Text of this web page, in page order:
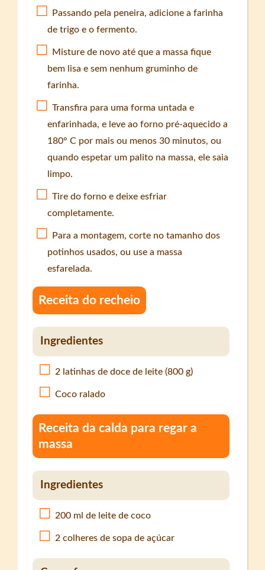
Passando pela peneira, adicione a farinha
de trigo e o fermento.
Misture de novo até que a massa fique
bem lisa e sem nenhum gruminho de
farinha.
Transfira para uma forma untada e
enfarinhada, e leve ao forno pré-aquecido a
180° C por mais ou menos 30 minutos, ou
quando espetar um palito na massa, ele saia
limpo.
Tire do forno e deixe esfriar
completamente.
Para a montagem, corte no tamanho dos
potinhos usados, ou use a massa
esfarelada.
Receita do recheio
Ingredientes
2 latinhas de doce de leite (800 g)
Coco ralado
Receita da calda para regar a
massa
Ingredientes
200 ml de leite de coco
2 colheres de sopa de açúcar